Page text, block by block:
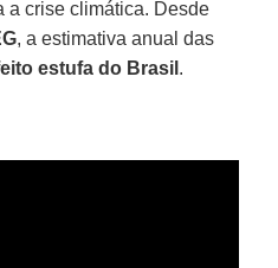
a crise climática. Desde
, a estimativa anual das
estufa do Brasil .